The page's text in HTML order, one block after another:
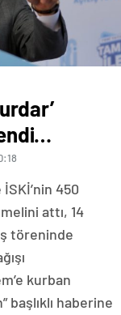
450
attı, 14
töreninde
kurban
başlıklı haberine